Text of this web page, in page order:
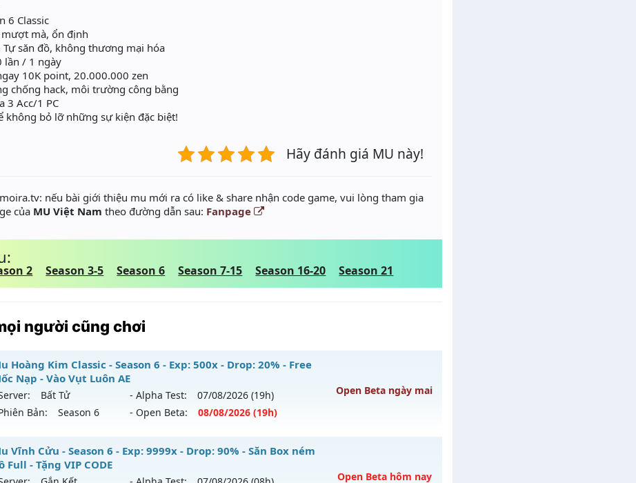
6 Classic
mượt mà, ổn định
Tự săn đồ, không thương mại hóa
lần / 1 ngày
10K point, 20.000.000 zen
chống hack, môi trường công bằng
3 Acc/1 PC
không bỏ lỡ những sự kiện đặc biệt!
Hãy đánh giá MU này!
nếu bài giới thiệu mu mới ra có like & share nhận code game, vui lòng tham gia
của MU Việt Nam theo đường dẫn sau: Fanpage
2 Season 3-5 Season 6 Season 7-15 Season 16-20 Season 21
người cũng chơi
Hoàng Kim Classic - Season 6 - Exp: 500x - Drop: 20% - Free
Nạp - Vào Vụt Luôn AE
Bất Tử - Alpha Test: 07/08/2026 (19h)
Bản:
Season 6 - Open Beta: 08/08/2026 (19h)
Open Beta ngày mai
Mu Hoàng Kim Classic - Free Mốc Nạp - Vào Vụt Luôn AE
Mu mới ra tháng 08 2026 - Mở máy chủBất Tử vào 19h ngày 08/08/2626
Vĩnh Cửu - Season 6 - Exp: 9999x - Drop: 90% - Săn Box ném
Full - Tặng VIP CODE
Open Beta hôm nay